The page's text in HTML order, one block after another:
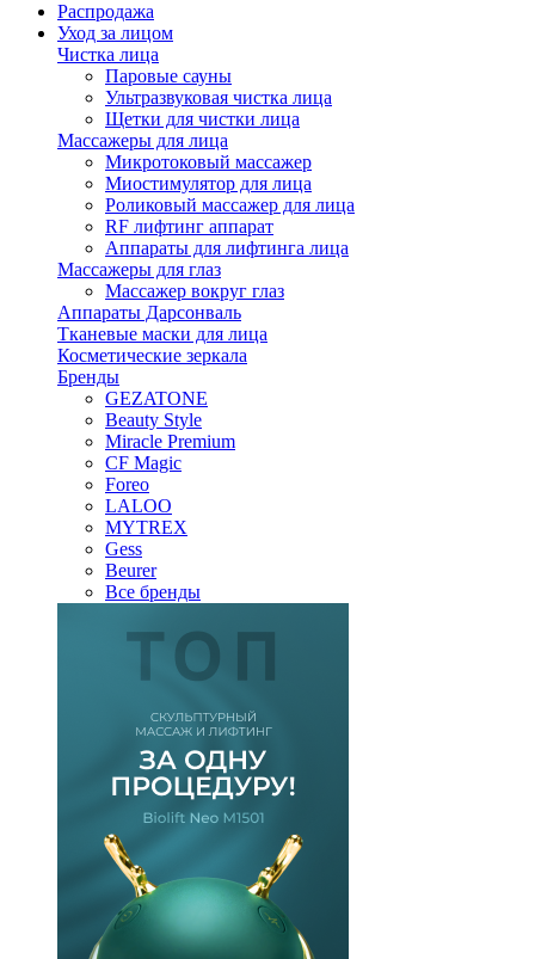
Распродажа
Уход за лицом
Чистка лица
Паровые сауны
Ультразвуковая чистка лица
Щетки для чистки лица
Массажеры для лица
Микротоковый массажер
Миостимулятор для лица
Роликовый массажер для лица
RF лифтинг аппарат
Аппараты для лифтинга лица
Массажеры для глаз
Массажер вокруг глаз
Аппараты Дарсонваль
Тканевые маски для лица
Косметические зеркала
Бренды
GEZATONE
Beauty Style
Miracle Premium
CF Magic
Foreo
LALOO
MYTREX
Gess
Beurer
Все бренды